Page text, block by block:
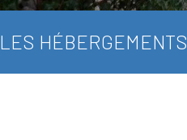
LES HÉBERGEMENTS